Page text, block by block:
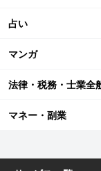
占い
マンガ
法律・税務・士業全
マネー・副業